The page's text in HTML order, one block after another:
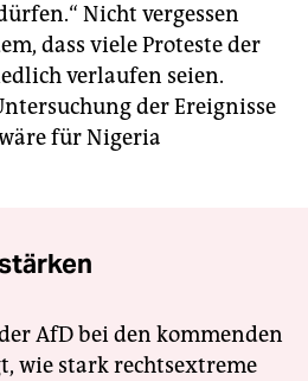
Nicht vergessen
dass viele Proteste der
verlaufen seien.
der Ereignisse
für Nigeria
AfD bei den kommenden
wie stark rechtsextreme